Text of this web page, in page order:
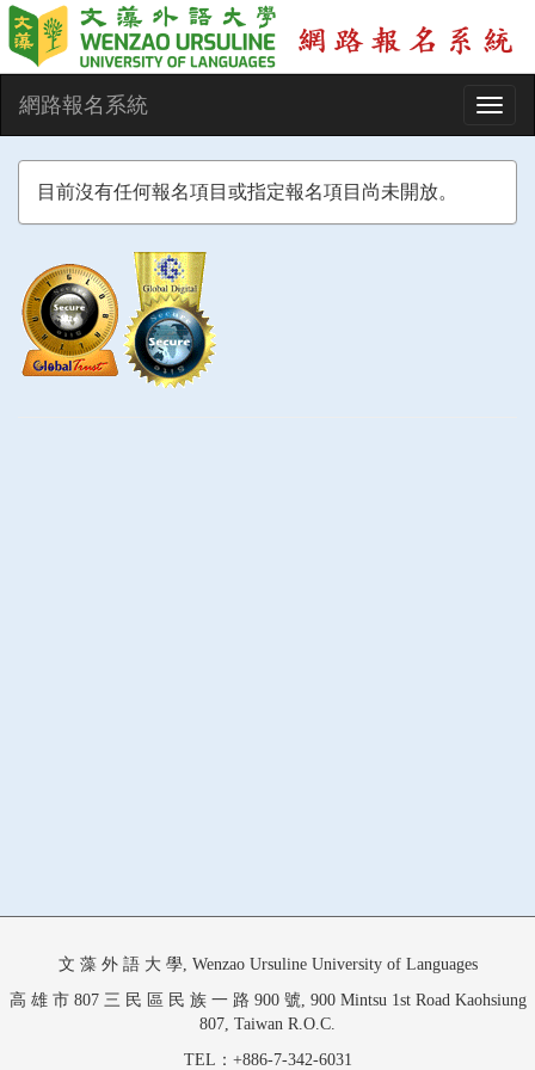
網路報名系統
目前沒有任何報名項目或指定報名項目尚未開放。
文 藻 外 語 大 學, Wenzao Ursuline University of Languages
高 雄 市 807 三 民 區 民 族 一 路 900 號, 900 Mintsu 1st Road Kaohsiung
807, Taiwan R.O.C.
TEL：+886-7-342-6031